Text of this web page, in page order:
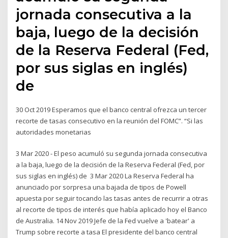
jornada consecutiva a la
baja, luego de la decisión
de la Reserva Federal (Fed,
por sus siglas en inglés)
de
30 Oct 2019 Esperamos que el banco central ofrezca un tercer
recorte de tasas consecutivo en la reunión del FOMC”. “Si las
autoridades monetarias
3 Mar 2020 - El peso acumuló su segunda jornada consecutiva
a la baja, luego de la decisión de la Reserva Federal (Fed, por
sus siglas en inglés) de 3 Mar 2020 La Reserva Federal ha
anunciado por sorpresa una bajada de tipos de Powell
apuesta por seguir tocando las tasas antes de recurrir a otras
al recorte de tipos de interés que había aplicado hoy el Banco
de Australia. 14 Nov 2019 Jefe de la Fed vuelve a 'batear' a
Trump sobre recorte a tasa El presidente del banco central